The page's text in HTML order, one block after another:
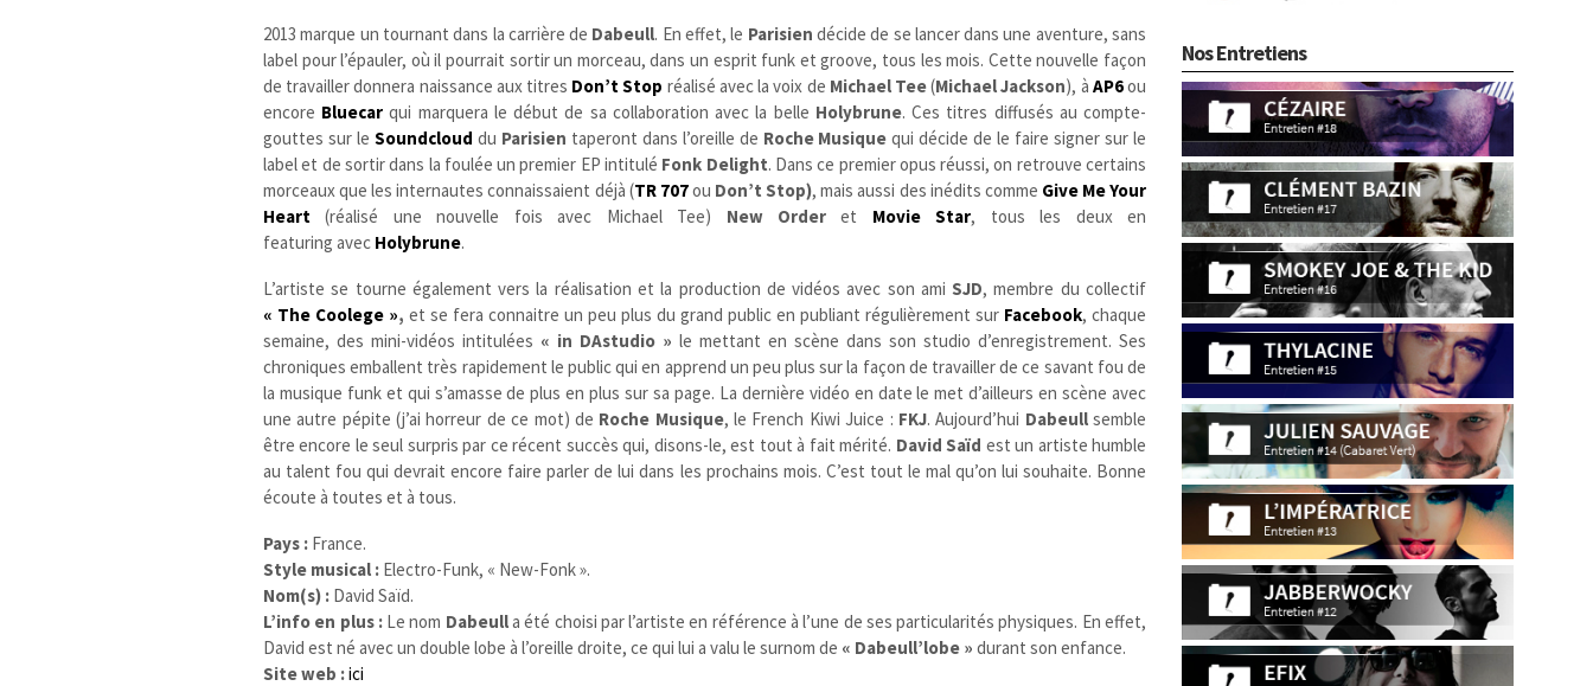
2013 marque un tournant dans la carrière de Dabeull. En effet, le Parisien décide de se lancer dans une aventure, sans
label pour l’épauler, où il pourrait sortir un morceau, dans un esprit funk et groove, tous les mois. Cette nouvelle façon
de travailler donnera naissance aux titres Don’t Stop réalisé avec la voix de Michael Tee(Michael Jackson), à AP6ou
encore Bluecar qui marquera le début de sa collaboration avec la belle Holybrune. Ces titres diffusés au compte-
gouttes sur le Soundcloud du Parisien taperont dans l’oreille de Roche Musique qui décide de le faire signer sur le
label et de sortir dans la foulée un premier EP intitulé Fonk Delight. Dans ce premier opus réussi, on retrouve certains
morceaux que les internautes connaissaient déjà (TR 707ou Don’t Stop), mais aussi des inédits comme Give Me Your
Heart (réalisé une nouvelle fois avec Michael Tee) New Orderet Movie Star, tous les deux en
featuring avec Holybrune.
L’artiste se tourne également vers la réalisation et la production de vidéos avec son amiSJD, membre du collectif
« The Coolege »,et se fera connaitre un peu plus du grand public en publiant régulièrement sur Facebook, chaque
semaine, des mini-vidéos intitulées « in DAstudio » le mettant en scène dans son studio d’enregistrement. Ses
chroniques emballent très rapidement le public qui en apprend un peu plus sur la façon de travailler de ce savant fou de
la musique funk et qui s’amasse de plus en plus sur sa page. La dernière vidéo en date le met d’ailleurs en scène avec
une autre pépite (j’ai horreur de ce mot) de Roche Musique, le French Kiwi Juice : FKJ. Aujourd’hui Dabeullsemble
être encore le seul surpris par ce récent succès qui, disons-le, est tout à fait mérité. David Saïd est un artiste humble
au talent fou qui devrait encore faire parler de lui dans les prochains mois. C’est tout le mal qu’on lui souhaite. Bonne
écoute à toutes et à tous.
Pays : France.
Style musical : Electro-Funk, « New-Fonk ».
Nom(s) : David Saïd.
L’info en plus :Le nom Dabeulla été choisi par l’artiste en référence à l’une de ses particularités physiques. En effet,
David est né avec un double lobe à l’oreille droite, ce qui lui a valu le surnom de « Dabeull’lobe »durant son enfance.
Site web :ici
Nos Entretiens